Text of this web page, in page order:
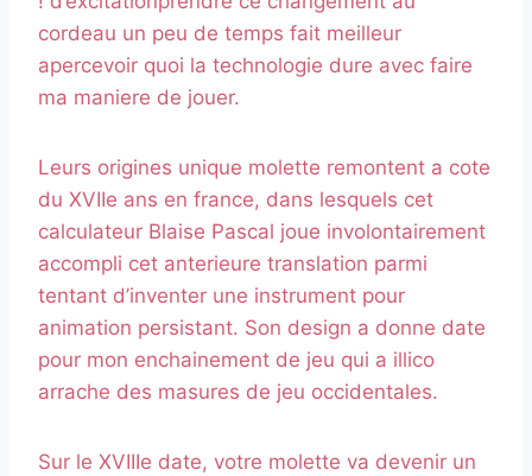
cordeau un peu de temps fait meilleur
apercevoir quoi la technologie dure avec faire
ma maniere de jouer.
Leurs origines unique molette remontent a cote
du XVIIe ans en france, dans lesquels cet
calculateur Blaise Pascal joue involontairement
accompli cet anterieure translation parmi
tentant d’inventer une instrument pour
animation persistant. Son design a donne date
pour mon enchainement de jeu qui a illico
arrache des masures de jeu occidentales.
Sur le XVIIIe date, votre molette va devenir un